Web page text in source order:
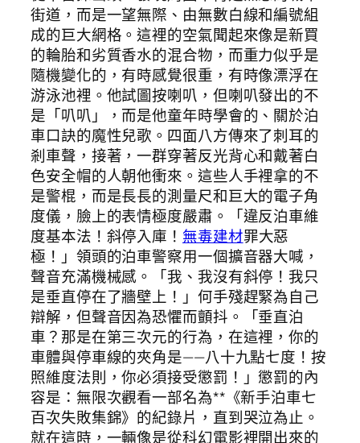
街道，而是一望無際、由無數白線和編號組
成的巨大網格。這裡的空氣聞起來像是新買
的輪胎和劣質香水的混合物，而重力似乎是
隨機變化的，有時感覺很重，有時像漂浮在
游泳池裡。他試圖按喇叭，但喇叭發出的不
是「叭叭」，而是他童年時學會的、關於泊
車口訣的魔性兒歌。四面八方傳來了刺耳的
剎車聲，接著，一群穿著反光背心和戴著白
色安全帽的人朝他衝來。這些人手裡拿的不
是警棍，而是長長的測量尺和巨大的電子角
度儀，臉上的表情極度嚴肅。「違反泊車維
度基本法！斜停入庫！ 無毒建材罪大惡
極！」領頭的泊車警察用一個擴音器大喊，
聲音充滿機械感。「我、我沒有斜停！我只
是垂直停在了牆壁上！」何手殘趕緊為自己
辯解，但聲音因為恐懼而顫抖。「垂直泊
車？那是在第三次元的行為，在這裡，你的
車體與停車線的夾角是——八十九點七度！按
照維度法則，你必須接受懲罰！」懲罰的內
容是：無限次觀看一部名為**《新手泊車七
百次失敗集錦》的紀錄片，直到哭泣為止。
就在這時，一輛像是從科幻電影裡開出來的